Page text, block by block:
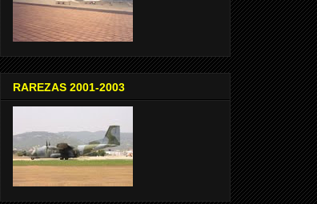
RAREZAS 2001-2003